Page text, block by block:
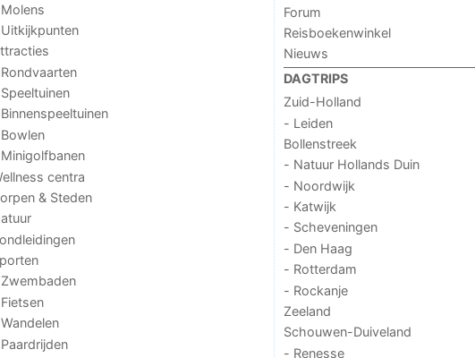
centra
& Steden
Forum
Reisboekenwinkel
Nieuws
DAGTRIPS
Zuid-Holland
- Leiden
Bollenstreek
- Natuur Hollands Duin
- Noordwijk
- Katwijk
- Scheveningen
- Den Haag
- Rotterdam
- Rockanje
Zeeland
Schouwen-Duiveland
- Renesse